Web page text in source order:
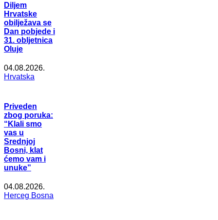
Diljem
Hrvatske
obilježava se
Dan pobjede i
31. obljetnica
Oluje
04.08.2026.
Hrvatska
Priveden
zbog poruka:
“Klali smo
vas u
Srednjoj
Bosni, klat
ćemo vam i
unuke”
04.08.2026.
Herceg Bosna